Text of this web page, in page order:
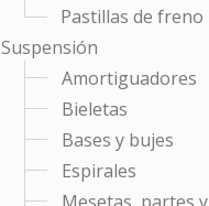
Pastillas de freno
Suspensión
Amortiguadores
Bieletas
Bases y bujes
Espirales